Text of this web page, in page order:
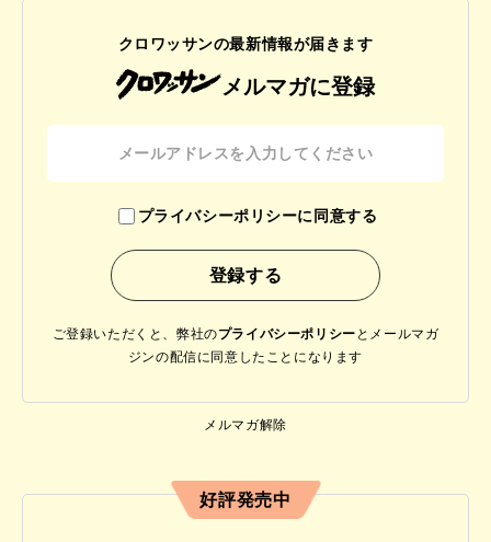
クロワッサンの最新情報が届きます
メルマガに登録
プライバシーポリシーに同意する
ご登録いただくと、弊社のプライバシーポリシー と メールマガ
ジンの配信に同意したことになります
メルマガ解除
好評発売中